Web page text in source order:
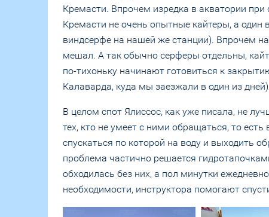
Кремасти. Впрочем изредка в акватории
Кремасти не очень опытные кайтеры, а один
виндсерфе на нашей же станции). Впрочем
мешал. А так обычно серферы отдельны,
по-тихоньку начинают готовиться к
Калаварда, куда мы заезжали в один из дней).
В целом спот Ялиссос, как уже писала, не
тех, кто не умеет с ними обращаться, то
спускаться по которой на воду и выходить
проблема частично решается
обходилась без них, а пол минутки
необходимости, инструктора помогают